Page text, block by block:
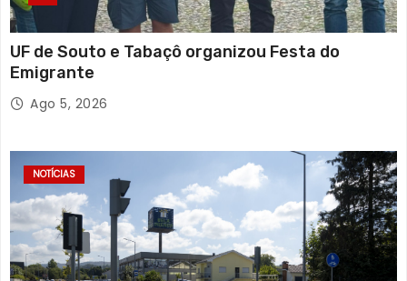
UF de Souto e Tabaçô organizou Festa do
Emigrante
Ago 5, 2026
NOTÍCIAS